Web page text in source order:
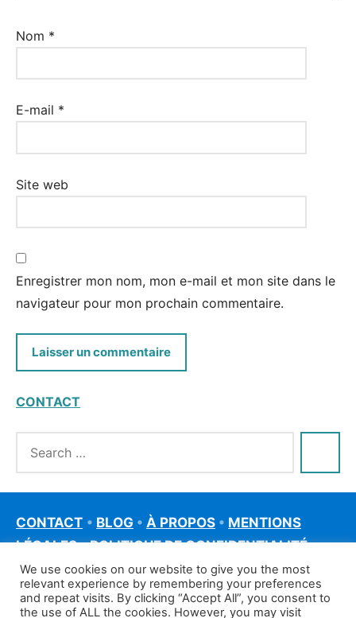
Nom *
E-mail *
Site web
Enregistrer mon nom, mon e-mail et mon site dans le
navigateur pour mon prochain commentaire.
CONTACT
CONTACT • BLOG • À PROPOS • MENTIONS
LÉGALES•POLITIQUE DE CONFIDENTIALITÉ
We use cookies on our website to give you the most
relevant experience by remembering your preferences
and repeat visits. By clicking “Accept All”, you consent to
the use of ALL the cookies. However, you may visit